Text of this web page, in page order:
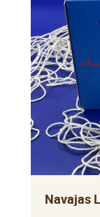
Navajas